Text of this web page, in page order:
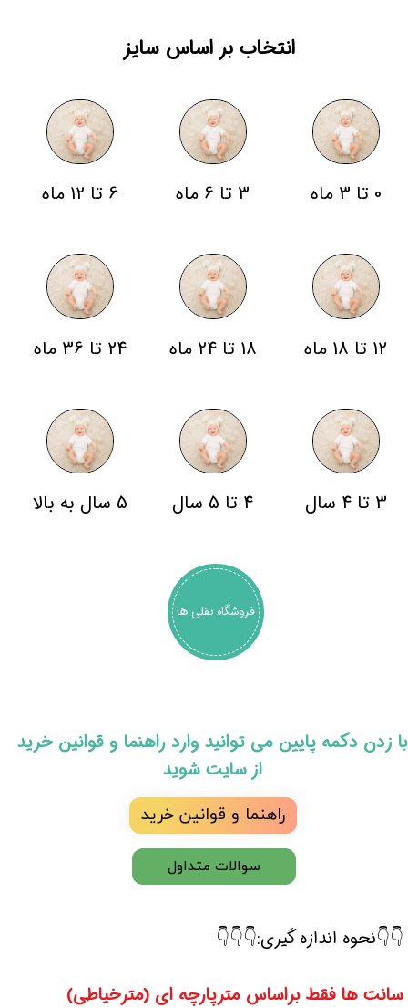
0 تا 3 ماه 3 تا 6 ماه 6 تا 12 ماه
12 تا 18 ماه 18 تا 24 ماه 24 تا 36 ماه
3 تا 4 سال 4 تا 5 سال 5 سال به بالا
انتخاب بر اساس سایز
فروشگاه نقلی ها
​​با زدن دکمه پایین می توانید وارد راهنما و قوانین خرید
از سایت شوید
راهنما و قوانین خرید
👇👇نحوه اندازه گیری:👇👇👇
سانت ها فقط براساس مترپارچه ای (مترخیاطی)
سوالات متداول